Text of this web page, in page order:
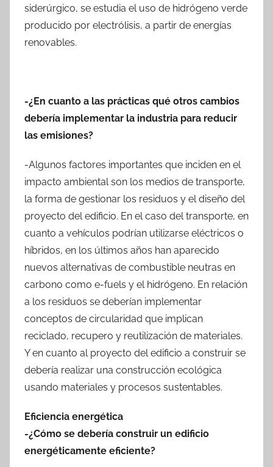
siderúrgico, se estudia el uso de hidrógeno verde
producido por electrólisis, a partir de energías
renovables.
-¿En cuanto a las prácticas qué otros cambios
debería implementar la industria para reducir
las emisiones?
-Algunos factores importantes que inciden en el
impacto ambiental son los medios de transporte,
la forma de gestionar los residuos y el diseño del
proyecto del edificio. En el caso del transporte, en
cuanto a vehículos podrían utilizarse eléctricos o
híbridos, en los últimos años han aparecido
nuevos alternativas de combustible neutras en
carbono como e-fuels y el hidrógeno. En relación
a los residuos se deberían implementar
conceptos de circularidad que implican
reciclado, recupero y reutilización de materiales.
Y en cuanto al proyecto del edificio a construir se
debería realizar una construcción ecológica
usando materiales y procesos sustentables.
Eficiencia energética
-¿Cómo se debería construir un edificio
energéticamente eficiente?